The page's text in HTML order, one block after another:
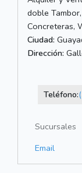
doble
Concreteras,
Ciudad:
Dirección:
Teléfono:
Sucursales
Email